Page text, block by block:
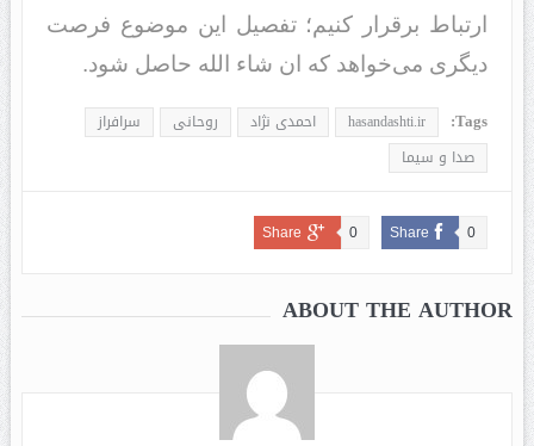
ارتباط برقرار کنیم؛ تفصیل این موضوع فرصت
دیگری می‌خواهد که ان شاء الله حاصل شود.
Tags:
hasandashti.ir احمدی نژاد روحانی
سرافراز
صدا و سیما
Share 0
Share 0
ABOUT THE AUTHOR